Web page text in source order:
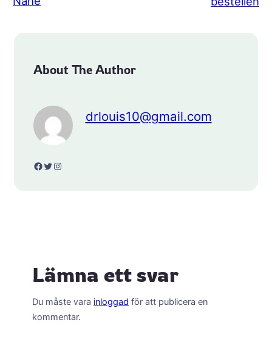
About The Author
drlouis10@gmail.com
Facebook Twitter Instagram
Lämna ett svar
Du måste vara inloggad för att publicera en
kommentar.